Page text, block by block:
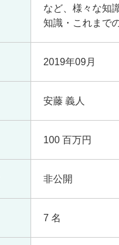
など、様々な知
知識・これまで
2019年09月
安藤 義人
100 百万円
非公開
7 名